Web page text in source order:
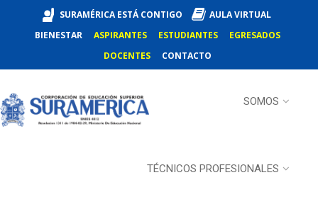
SURAMÉRICA ESTÁ CONTIGO
AULA VIRTUAL
BIENESTAR
ASPIRANTES ESTUDIANTES
EGRESADOS
DOCENTES
CONTACTO
SOMOS
TÉCNICOS PROFESIONALES